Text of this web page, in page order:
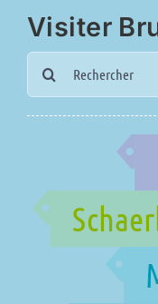
Visiter